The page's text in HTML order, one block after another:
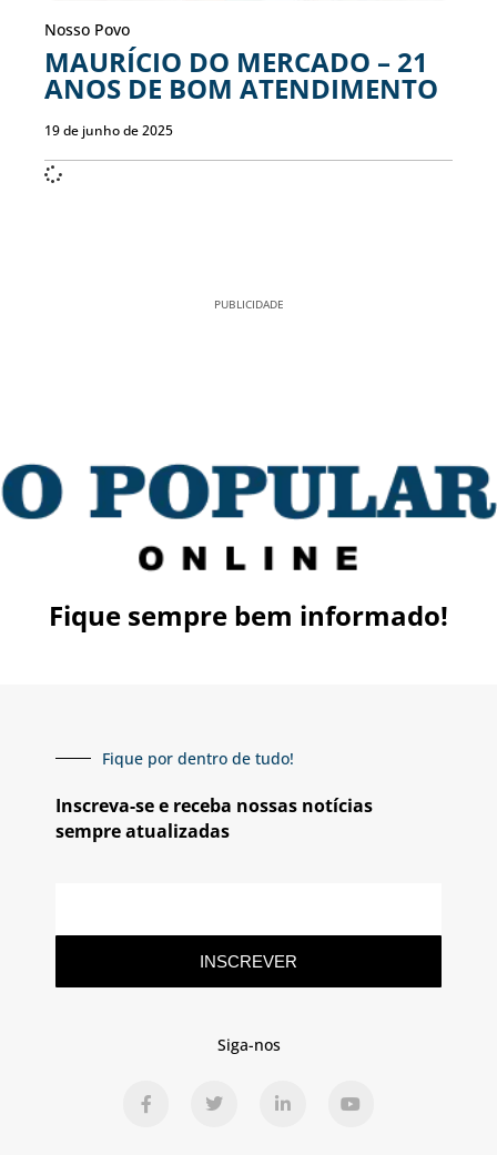
Nosso Povo
MAURÍCIO DO MERCADO – 21
ANOS DE BOM ATENDIMENTO
19 de junho de 2025
PUBLICIDADE
Fique sempre bem informado!
Fique por dentro de tudo!
Inscreva-se e receba nossas notícias
sempre atualizadas
INSCREVER
Siga-nos